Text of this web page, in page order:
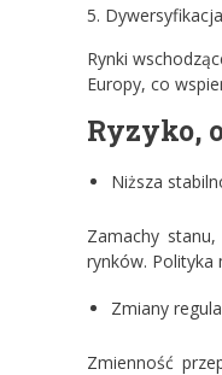
5.
Rynki
Europy, co
Ryzyko,
Niższa
Zamachy
rynków. Polityka
Zmiany
Zmienność